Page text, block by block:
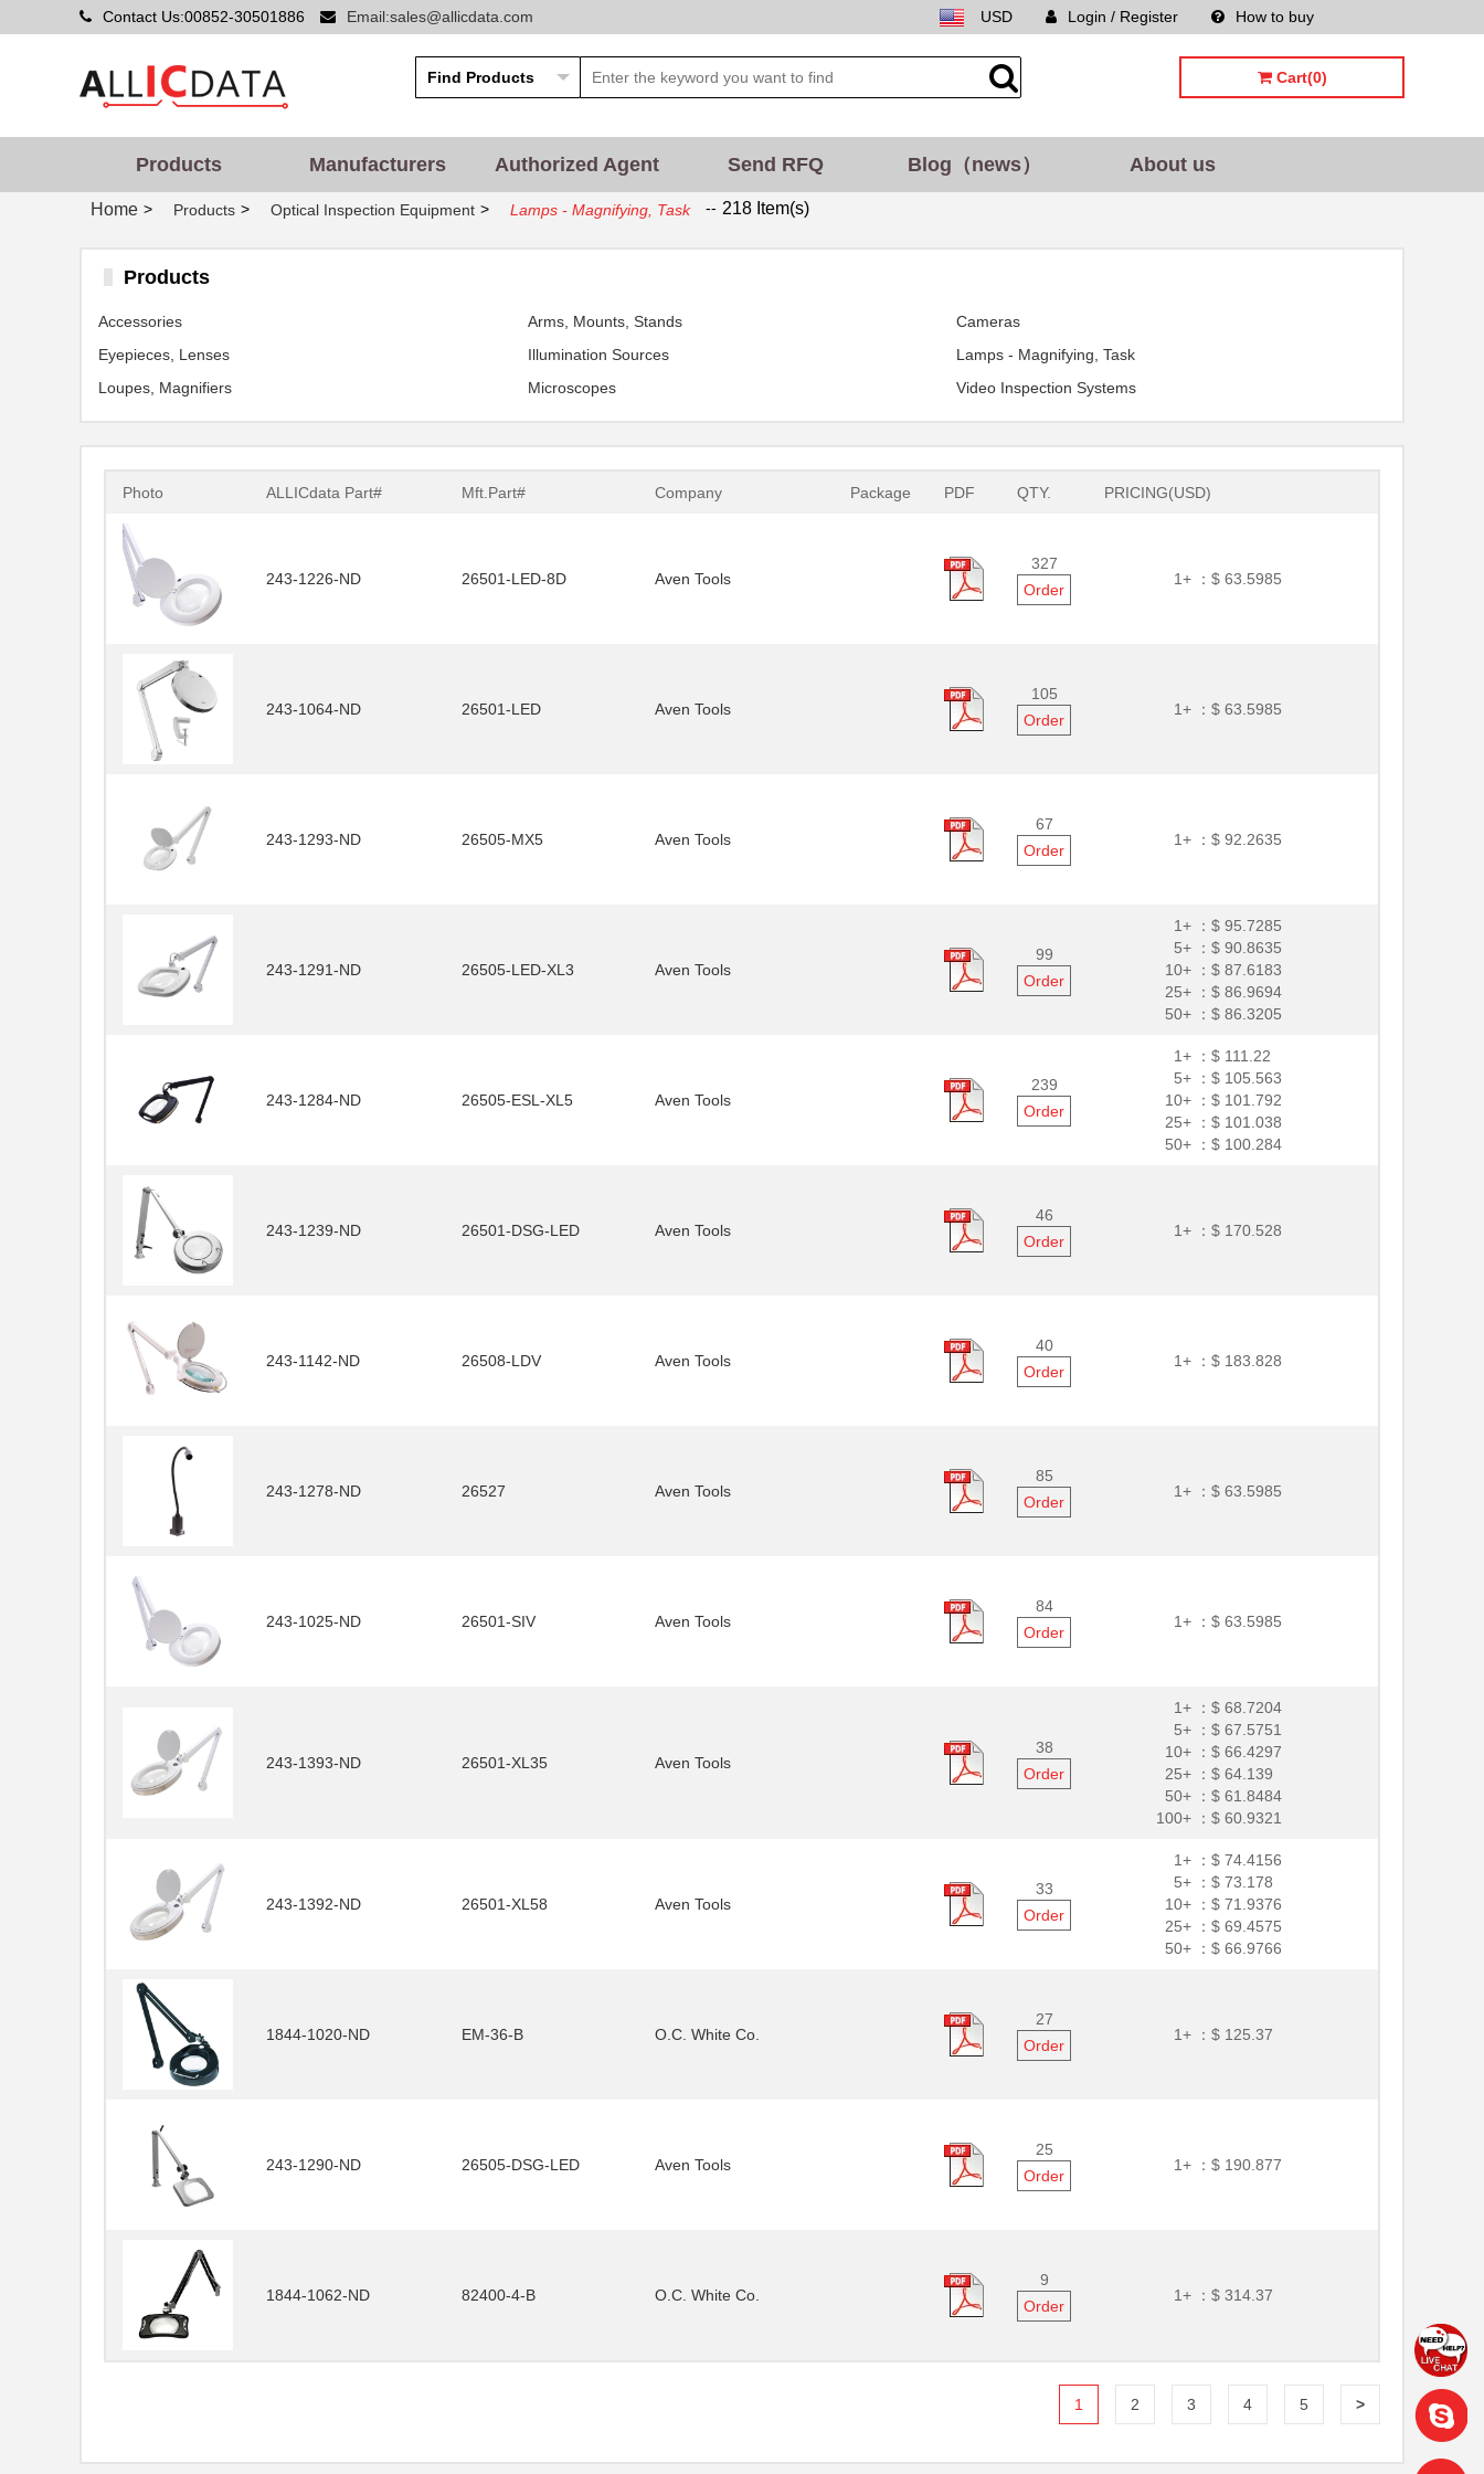
Contact Us:00852-30501886 Email:sales@allicdata.com How to buy
Login / Register
USD
Cart(0)
Products Manufacturers Authorized Agent Send RFQ Blog（news） About us
Home > Products > Optical Inspection Equipment > Lamps - Magnifying, Task -- 218 Item(s)
Products
Accessories Arms, Mounts, Stands
Cameras
Eyepieces, Lenses
Illumination Sources
Lamps - Magnifying, Task
Loupes, Magnifiers
Microscopes Video Inspection Systems
Photo ALLICdata Part# Mft.Part# Company Package PDF QTY. PRICING(USD)
243-1226-ND 26501-LED-8D Aven Tools
327
Order
1+ ：$ 63.5985
243-1064-ND 26501-LED Aven Tools
105
Order
1+ ：$ 63.5985
243-1293-ND 26505-MX5 Aven Tools
67
Order
1+ ：$ 92.2635
243-1291-ND 26505-LED-XL3 Aven Tools
99
Order
1+ ：$ 95.7285
5+ ：$ 90.8635
10+ ：$ 87.6183
25+ ：$ 86.9694
50+ ：$ 86.3205
243-1284-ND 26505-ESL-XL5 Aven Tools
239
Order
1+ ：$ 111.22
5+ ：$ 105.563
10+ ：$ 101.792
25+ ：$ 101.038
50+ ：$ 100.284
243-1239-ND 26501-DSG-LED Aven Tools
46
Order
1+ ：$ 170.528
243-1142-ND 26508-LDV Aven Tools
40
Order
1+ ：$ 183.828
243-1278-ND 26527 Aven Tools
85
Order
1+ ：$ 63.5985
243-1025-ND 26501-SIV Aven Tools
84
Order
1+ ：$ 63.5985
243-1393-ND 26501-XL35 Aven Tools
38
Order
1+ ：$ 68.7204
5+ ：$ 67.5751
10+ ：$ 66.4297
25+ ：$ 64.139
50+ ：$ 61.8484
100+ ：$ 60.9321
243-1392-ND 26501-XL58 Aven Tools
33
Order
1+ ：$ 74.4156
5+ ：$ 73.178
10+ ：$ 71.9376
25+ ：$ 69.4575
50+ ：$ 66.9766
1844-1020-ND EM-36-B O.C. White Co.
27
Order
1+ ：$ 125.37
243-1290-ND 26505-DSG-LED Aven Tools
25
Order
1+ ：$ 190.877
1844-1062-ND 82400-4-B O.C. White Co.
9
Order
1+ ：$ 314.37
1 2 3 4 5 >